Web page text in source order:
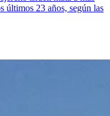
últimos 23 años, según las